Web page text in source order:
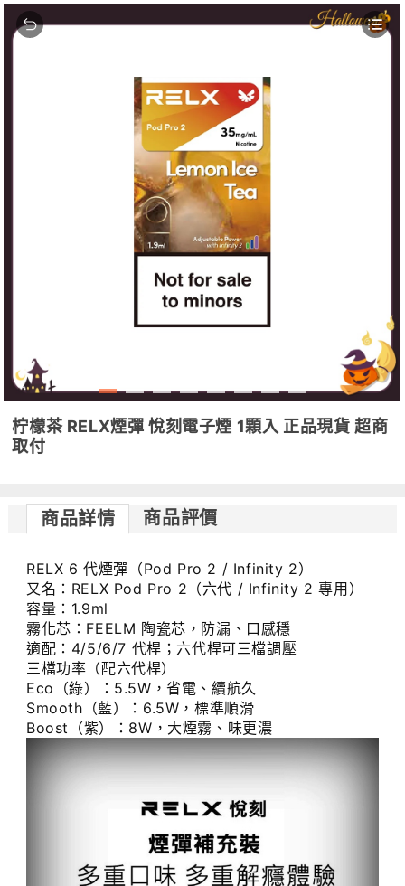
柠檬茶 RELX煙彈 悅刻電子煙 1顆入 正品現貨 超商
取付
商品詳情 商品評價
RELX 6 代煙彈（Pod Pro 2 / Infinity 2）
又名：RELX Pod Pro 2（六代 / Infinity 2 專用）
容量：1.9ml
霧化芯：FEELM 陶瓷芯，防漏、口感穩
適配：4/5/6/7 代桿；六代桿可三檔調壓
三檔功率（配六代桿）
Eco（綠）：5.5W，省電、續航久
Smooth（藍）：6.5W，標準順滑
Boost（紫）：8W，大煙霧、味更濃